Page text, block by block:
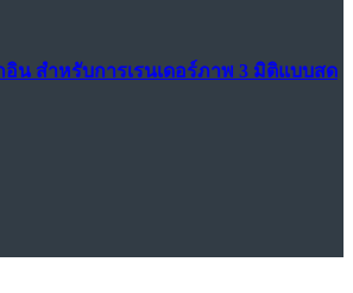
อิน สำหรับการเรนเดอร์ภาพ 3 มิติแบบสด